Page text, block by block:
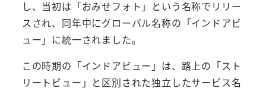
し、当初は「おみせフォト」という名称でリリー
スされ、同年中にグローバル名称の「インドアビ
ュー」に統一されました。
この時期の「インドアビュー」は、路上の「スト
リートビュー」と区別された独立したサービス名